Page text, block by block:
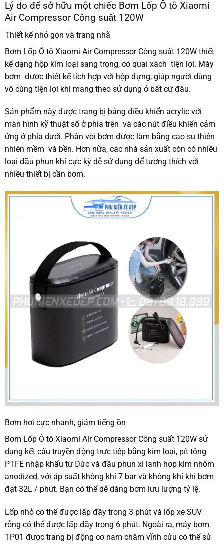
Lý do để sở hữu một chiếc Bơm Lốp Ô tô Xiaomi
Air Compressor Công suất 120W
Thiết kế nhỏ gọn và trang nhã
Bơm Lốp Ô tô Xiaomi Air Compressor Công suất 120W thiết
kế dạng hộp kim loại sang trọng, có quai xách tiện lợi. Máy
bơm được thiết kế tích hợp với hộp đựng, giúp người dùng
vô cùng tiện lợi khi mang theo sử dụng ở bất cứ đâu.
Sản phẩm này được trang bị bảng điều khiển acrylic với
màn hình kỹ thuật số ở phía trên và các nút điều khiển cảm
ứng ở phía dưới. Phần vòi bơm được làm bằng cao su thiên
nhiên mềm và bền. Hơn nữa, các nhà sản xuất còn có nhiều
loại đầu phun khí cực kỳ dễ sử dụng để tương thích với
nhiều thiết bị cần bơm.
Bơm hơi cực nhanh, giảm tiếng ồn
Bơm Lốp Ô tô Xiaomi Air Compressor Công suất 120W sử
dụng kết cấu truyền động trực tiếp bằng kim loại, pít tông
PTFE nhập khẩu từ Đức và đầu phun xi lanh hợp kim nhôm
anodized, với áp suất không khí 7 bar và không khí khi bơm
đạt 32L / phút. Bạn có thể dễ dàng bơm lưu lượng tỷ lệ.
Lốp nhỏ có thể được lấp đầy trong 3 phút và lốp xe SUV
rỗng có thể được lấp đầy trong 6 phút. Ngoài ra, máy bơm
TP01 được trang bị động cơ nam châm vĩnh cửu có thể sử